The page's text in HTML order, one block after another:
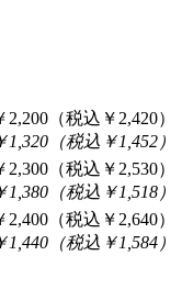
2,200（税込￥2,420）
1,320（税込￥1,452）
2,300（税込￥2,530）
1,380（税込￥1,518）
2,400（税込￥2,640）
1,440（税込￥1,584）